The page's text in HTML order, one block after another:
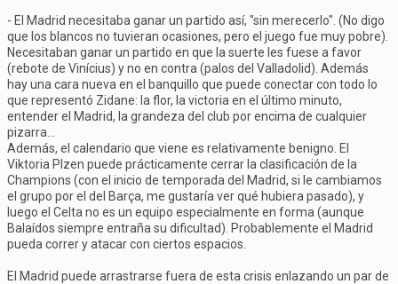
- El Madrid necesitaba ganar un partido así, "sin merecerlo". (No digo
que los blancos no tuvieran ocasiones, pero el juego fue muy pobre).
Necesitaban ganar un partido en que la suerte les fuese a favor
(rebote de Vinícius) y no en contra (palos del Valladolid). Además
hay una cara nueva en el banquillo que puede conectar con todo lo
que representó Zidane: la flor, la victoria en el último minuto,
entender el Madrid, la grandeza del club por encima de cualquier
pizarra...
Además, el calendario que viene es relativamente benigno. El
Viktoria Plzen puede prácticamente cerrar la clasificación de la
Champions (con el inicio de temporada del Madrid, si le cambiamos
el grupo por el del Barça, me gustaría ver qué hubiera pasado), y
luego el Celta no es un equipo especialmente en forma (aunque
Balaídos siempre entraña su dificultad). Probablemente el Madrid
pueda correr y atacar con ciertos espacios.
El Madrid puede arrastrarse fuera de esta crisis enlazando un par de